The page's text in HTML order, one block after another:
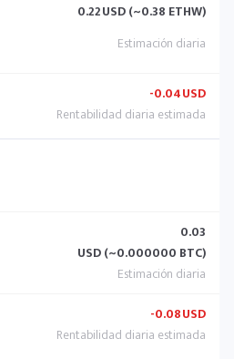
0.22USD (~0.38 ETHW)
-0.04USD
0.03
USD (~0.000000 BTC)
-0.08USD